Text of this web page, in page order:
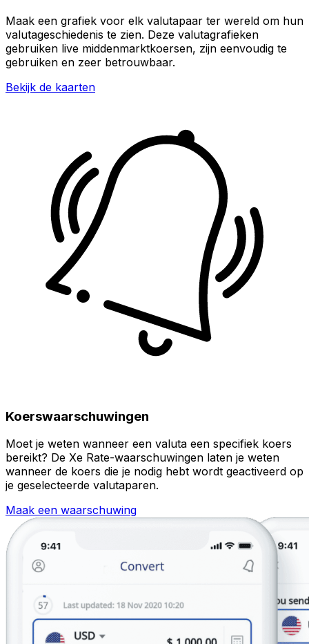
Maak een grafiek voor elk valutapaar ter wereld om hun
valutageschiedenis te zien. Deze valutagrafieken
gebruiken live middenmarktkoersen, zijn eenvoudig te
gebruiken en zeer betrouwbaar.
Bekijk de kaarten
Koerswaarschuwingen
Moet je weten wanneer een valuta een specifiek koers
bereikt? De Xe Rate-waarschuwingen laten je weten
wanneer de koers die je nodig hebt wordt geactiveerd op
je geselecteerde valutaparen.
Maak een waarschuwing